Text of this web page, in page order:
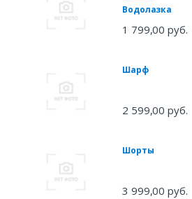
Водолазка
1 799,00 руб.
Шарф
2 599,00 руб.
Шорты
3 999,00 руб.